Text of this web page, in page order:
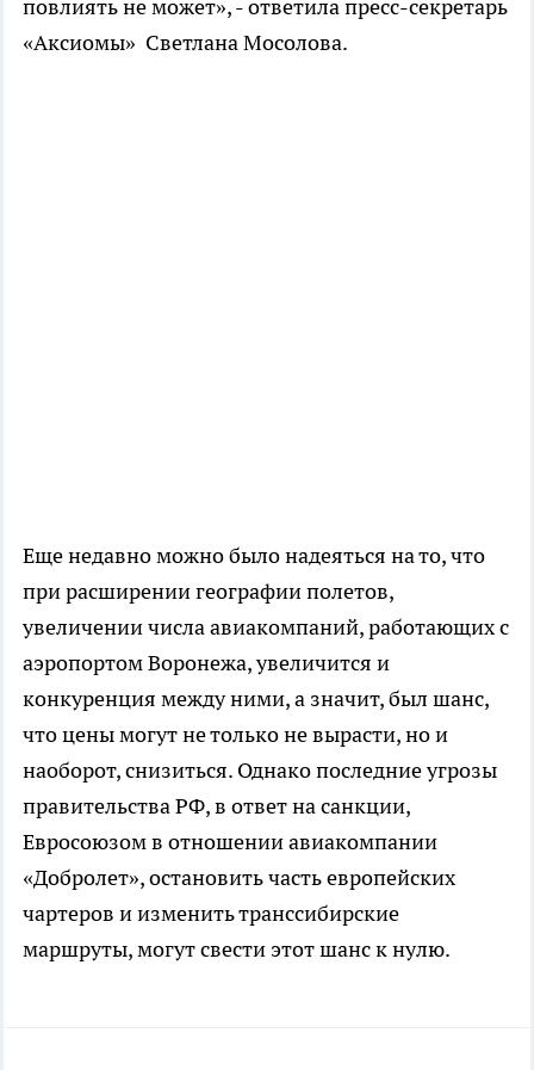
повлиять не может», - ответила пресс-секретарь
«Аксиомы» Светлана Мосолова.
Еще недавно можно было надеяться на то, что
при расширении географии полетов,
увеличении числа авиакомпаний, работающих с
аэропортом Воронежа, увеличится и
конкуренция между ними, а значит, был шанс,
что цены могут не только не вырасти, но и
наоборот, снизиться. Однако последние угрозы
правительства РФ, в ответ на санкции,
Евросоюзом в отношении авиакомпании
«Добролет», остановить часть европейских
чартеров и изменить транссибирские
маршруты, могут свести этот шанс к нулю.